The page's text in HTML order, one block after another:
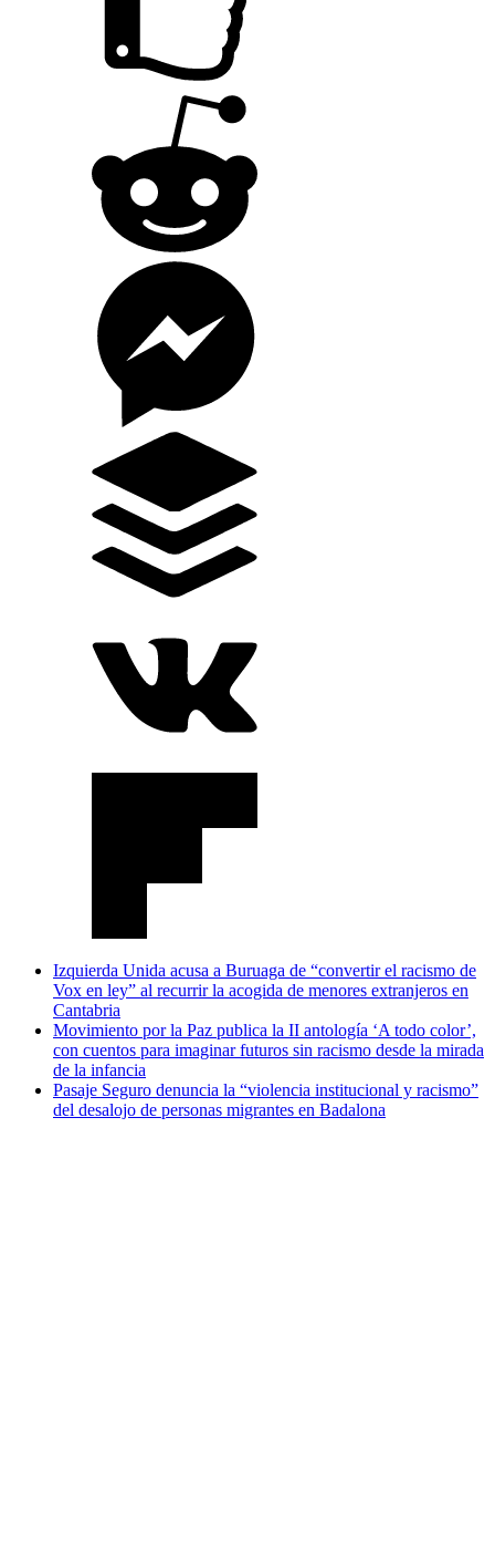
Izquierda Unida acusa a Buruaga de “convertir el racismo de
Vox en ley” al recurrir la acogida de menores extranjeros en
Cantabria
Movimiento por la Paz publica la II antología ‘A todo color’,
con cuentos para imaginar futuros sin racismo desde la mirada
de la infancia
Pasaje Seguro denuncia la “violencia institucional y racismo”
del desalojo de personas migrantes en Badalona